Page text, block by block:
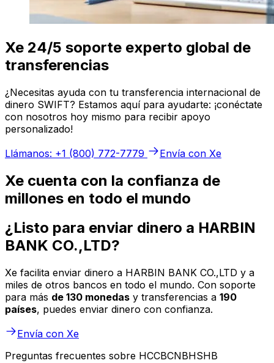
Xe 24/5 soporte experto global de
transferencias
¿Necesitas ayuda con tu transferencia internacional de
dinero SWIFT? Estamos aquí para ayudarte: ¡conéctate
con nosotros hoy mismo para recibir apoyo
personalizado!
Llámanos: +1 (800) 772-7779
Envía con Xe
Xe cuenta con la confianza de
millones en todo el mundo
¿Listo para enviar dinero a HARBIN
BANK CO.,LTD?
Xe facilita enviar dinero a HARBIN BANK CO.,LTD y a
miles de otros bancos en todo el mundo. Con soporte
para más de 130 monedas y transferencias a 190
países, puedes enviar dinero con confianza.
Envía con Xe
Preguntas frecuentes sobre HCCBCNBHSHB